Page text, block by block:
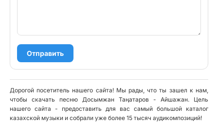
Отправить
Дорогой посетитель нашего сайта! Мы рады, что ты зашел к нам,
чтобы скачать песню Досымжан Таңатаров - Айшажан. Цель
нашего сайта - предоставить для вас самый большой каталог
казахской музыки и собрали уже более 15 тысяч аудикомпозиций!